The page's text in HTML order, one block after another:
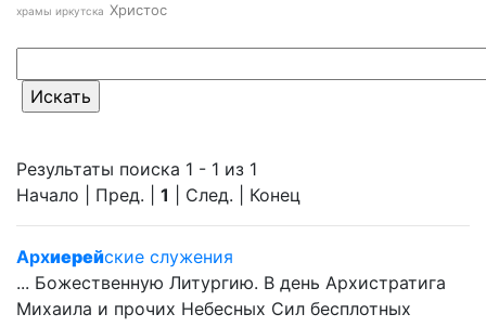
храмы иркутска Христос
Результаты поиска 1 - 1 из 1
Начало | Пред. | 1 | След. | Конец
Архиерейские служения
... Божественную Литургию. В день Архистратига
Михаила и прочих Небесных Сил бесплотных